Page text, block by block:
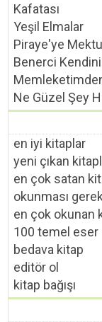
Kafatası
Yeşil Elmalar
Piraye'ye
Benerci
Ne Güzel Şey
en iyi kitaplar
yeni çıkan
en çok satan
okunması
en çok okunan
100 temel eser
bedava kitap
editör ol
kitap bağışı